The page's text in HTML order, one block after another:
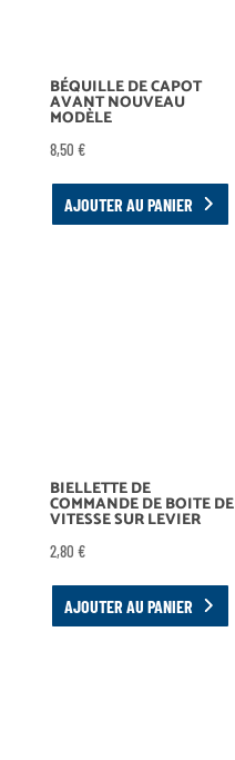
BÉQUILLE DE CAPOT
AVANT NOUVEAU
MODÈLE
8,50 €
AJOUTER AU PANIER
BIELLETTE DE
COMMANDE DE BOITE DE
VITESSE SUR LEVIER
2,80 €
AJOUTER AU PANIER